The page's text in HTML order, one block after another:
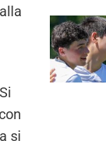
Si
si